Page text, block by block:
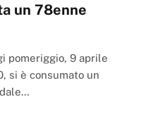
un 78enne
pomeriggio, 9 aprile
si è consumato un